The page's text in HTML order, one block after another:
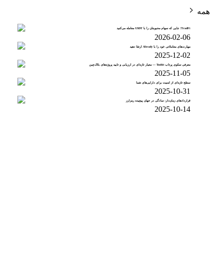
همه
TradFi؛ جایی که سهام محبوبتان را با USDT معامله می‌کنید
2026-02-06
مهارت‌های معاملاتی خود را با Altrady ارتقا دهید
2025-12-02
معرفی سکوی پرتاب Toobit — معیار تازه‌ای در ارزیابی و تایید پروژه‌های بلاک‌چین
2025-11-05
سطح تازه‌ای از امنیت برای دارایی‌های شما
2025-10-31
قراردادهای زمان‌دار: سادگی در جهان پیچیده رمزارز
2025-10-14